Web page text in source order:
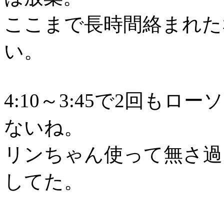
ここまで長時間絡まれ
い。
4:10～3:45で2回もロー
ないね。
リンちゃん使って無さ
してた。